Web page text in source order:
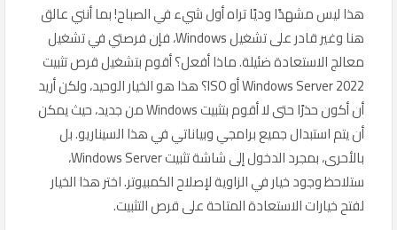
هذا ليس مشهدًا وديًا تراه أول شيء في الصباح! بما أنني عالق
هنا وغير قادر على تشغيل Windows، فإن فرصتي في تشغيل
معالج الاستعادة ضئيلة. ماذا أفعل؟ أقوم بتشغيل قرص تثبيت
Windows Server 2022 أو ISO؟ هذا هو الخيار الوحيد، ولكن أريد
أن أكون حذرًا حتى لا أقوم بتثبيت Windows من جديد، حيث يمكن
أن يتم استبدال جميع برامجي وبياناتي في هذا السيناريو. بل
بالأحرى، بمجرد الدخول إلى شاشة تثبيت Windows Server،
ستلاحظ وجود خيار في الزاوية لإصلاح الكمبيوتر. اختر هذا الخيار
لفتح خيارات الاستعادة المتاحة على قرص التثبيت.